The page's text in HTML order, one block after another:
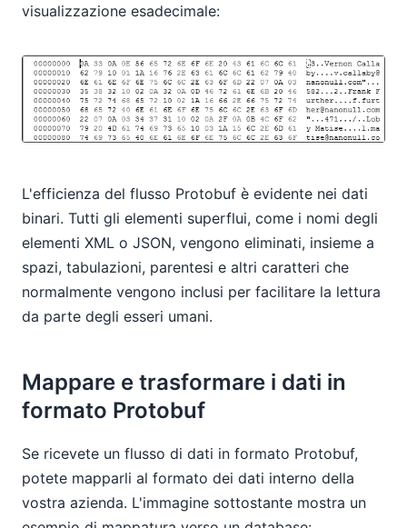
visualizzazione esadecimale:
L'efficienza del flusso Protobuf è evidente nei dati
binari. Tutti gli elementi superflui, come i nomi degli
elementi XML o JSON, vengono eliminati, insieme a
spazi, tabulazioni, parentesi e altri caratteri che
normalmente vengono inclusi per facilitare la lettura
da parte degli esseri umani.
Mappare e trasformare i dati in
formato Protobuf
Se ricevete un flusso di dati in formato Protobuf,
potete mapparli al formato dei dati interno della
vostra azienda. L'immagine sottostante mostra un